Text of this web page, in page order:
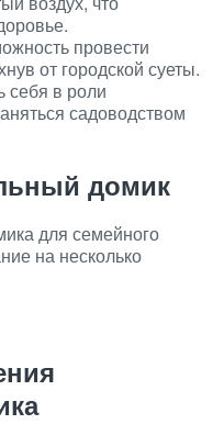
провести
от городской суеты.
себя в роли
садоводством
домик
для семейного
на несколько